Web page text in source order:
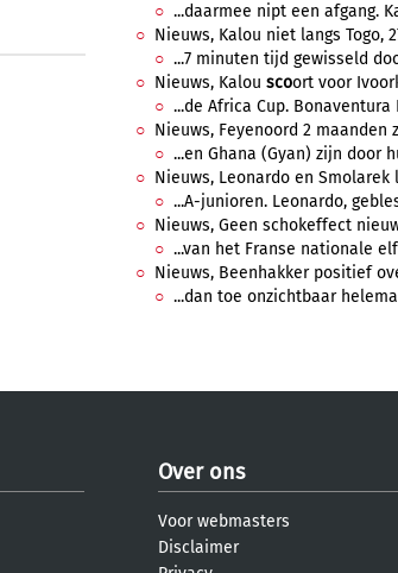
...daarmee nipt een afgang.
Nieuws, Kalou niet langs Togo,
...7 minuten tijd gewisseld
Nieuws, Kalou scoort voor
...de Africa Cup. Bonaventura
Nieuws, Feyenoord 2 maanden
...en Ghana (Gyan) zijn door
Nieuws, Leonardo en Smolarek
...A-junioren. Leonardo,
Nieuws, Geen schokeffect
...van het Franse nationale
Nieuws, Beenhakker positief
...dan toe onzichtbaar
Over ons
Voor webmasters
Disclaimer